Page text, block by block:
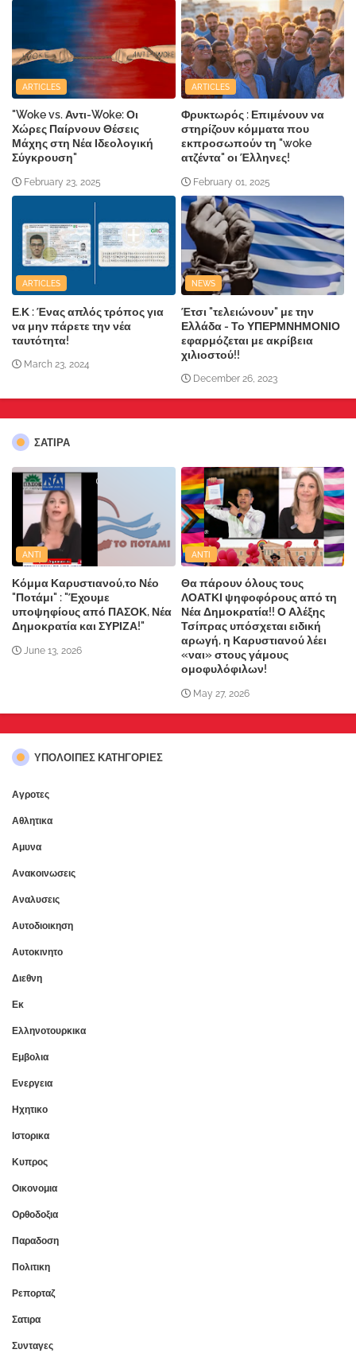
ARTICLES
"Woke vs. Αντι-Woke: Οι
Χώρες Παίρνουν Θέσεις
Μάχης στη Νέα Ιδεολογική
Σύγκρουση"
February 23, 2025
ARTICLES
Φρυκτωρός : Επιμένουν να
στηρίζουν κόμματα που
εκπροσωπούν τη "woke
ατζέντα" οι Έλληνες!
February 01, 2025
ARTICLES
Ε.Κ : Ένας απλός τρόπος για
να μην πάρετε την νέα
ταυτότητα!
March 23, 2024
NEWS
Έτσι "τελειώνουν" με την
Ελλάδα - Το ΥΠΕΡΜΝΗΜΟΝΙΟ
εφαρμόζεται με ακρίβεια
χιλιοστού!!
December 26, 2023
ΣΑΤΙΡΑ
ANTI
Κόμμα Καρυστιανού,το Νέο
"Ποτάμι" : "Έχουμε
υποψηφίους από ΠΑΣΟΚ, Νέα
Δημοκρατία και ΣΥΡΙΖΑ!"
June 13, 2026
ANTI
Θα πάρουν όλους τους
ΛΟΑΤΚΙ ψηφοφόρους από τη
Νέα Δημοκρατία!! Ο Αλέξης
Τσίπρας υπόσχεται ειδική
αρωγή, η Καρυστιανού λέει
«ναι» στους γάμους
ομοφυλόφιλων!
May 27, 2026
ΥΠΌΛΟΙΠΕΣ ΚΑΤΗΓΟΡΊΕΣ
Αγροτες
Αθλητικα
Αμυνα
Ανακοινωσεις
Αναλυσεις
Αυτοδιοικηση
Αυτοκινητο
Διεθνη
Εκ
Ελληνοτουρκικα
Εμβολια
Ενεργεια
Ηχητικο
Ιστορικα
Κυπρος
Οικονομια
Ορθοδοξια
Παραδοση
Πολιτικη
Ρεπορταζ
Σατιρα
Συνταγες